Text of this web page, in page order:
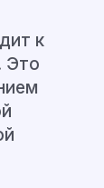
к
Это